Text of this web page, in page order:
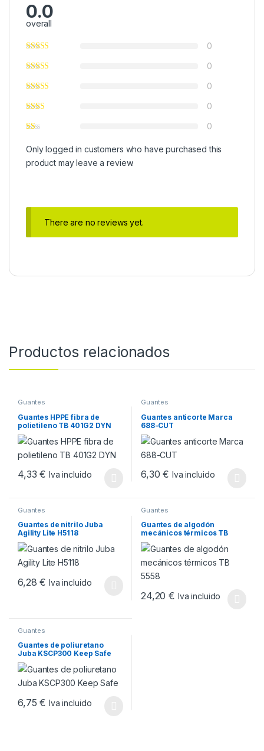
0.0
overall
0
0
0
0
0
Only logged in customers who have purchased this
product may leave a review.
There are no reviews yet.
Productos relacionados
Guantes
Guantes HPPE fibra de
polietileno TB 401G2 DYN
4,33€ Iva incluido
Guantes
Guantes anticorte Marca
688-CUT
6,30€ Iva incluido
Guantes
Guantes de nitrilo Juba
Agility Lite H5118
6,28€ Iva incluido
Este producto tiene múltiples variantes. Las opciones se
Guantes
Guantes de algodón
mecánicos térmicos TB
5558
24,20€ Iva incluido
Guantes
Guantes de poliuretano
Juba KSCP300 Keep Safe
6,75€ Iva incluido